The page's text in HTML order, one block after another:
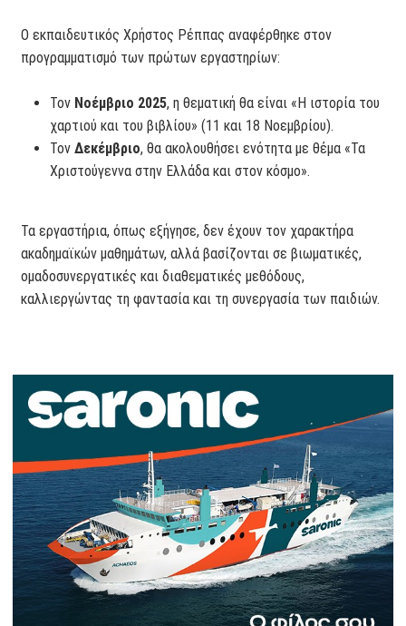
Ο εκπαιδευτικός Χρήστος Ρέππας αναφέρθηκε στον
προγραμματισμό των πρώτων εργαστηρίων:
Τον Νοέμβριο 2025, η θεματική θα είναι «Η ιστορία του
χαρτιού και του βιβλίου» (11 και 18 Νοεμβρίου).
ΤονΔεκέμβριο, θα ακολουθήσει ενότητα με θέμα «Τα
Χριστούγεννα στην Ελλάδα και στον κόσμο».
Τα εργαστήρια, όπως εξήγησε, δεν έχουν τον χαρακτήρα
ακαδημαϊκών μαθημάτων, αλλά βασίζονται σε βιωματικές,
ομαδοσυνεργατικές και διαθεματικές μεθόδους,
καλλιεργώντας τη φαντασία και τη συνεργασία των παιδιών.